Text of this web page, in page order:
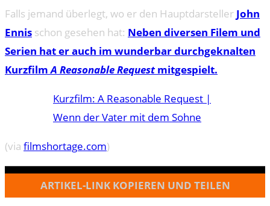
Falls jemand überlegt, wo er den Hauptdarsteller John
Ennis schon gesehen hat: Neben diversen Filem und
Serien hat er auch im wunderbar durchgeknalten
KurzfilmA Reasonable Requestmitgespielt.
Kurzfilm: A Reasonable Request |
Wenn der Vater mit dem Sohne
(via filmshortage.com)
ARTIKEL-LINK KOPIEREN UND TEILEN